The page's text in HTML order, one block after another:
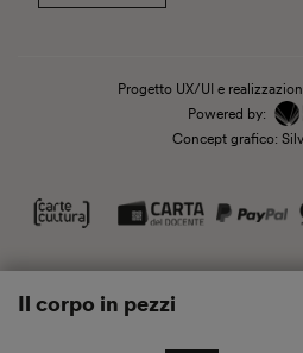
Il corpo in pezzi
Progetto UX/UI e
Powered by:
Concept grafico: